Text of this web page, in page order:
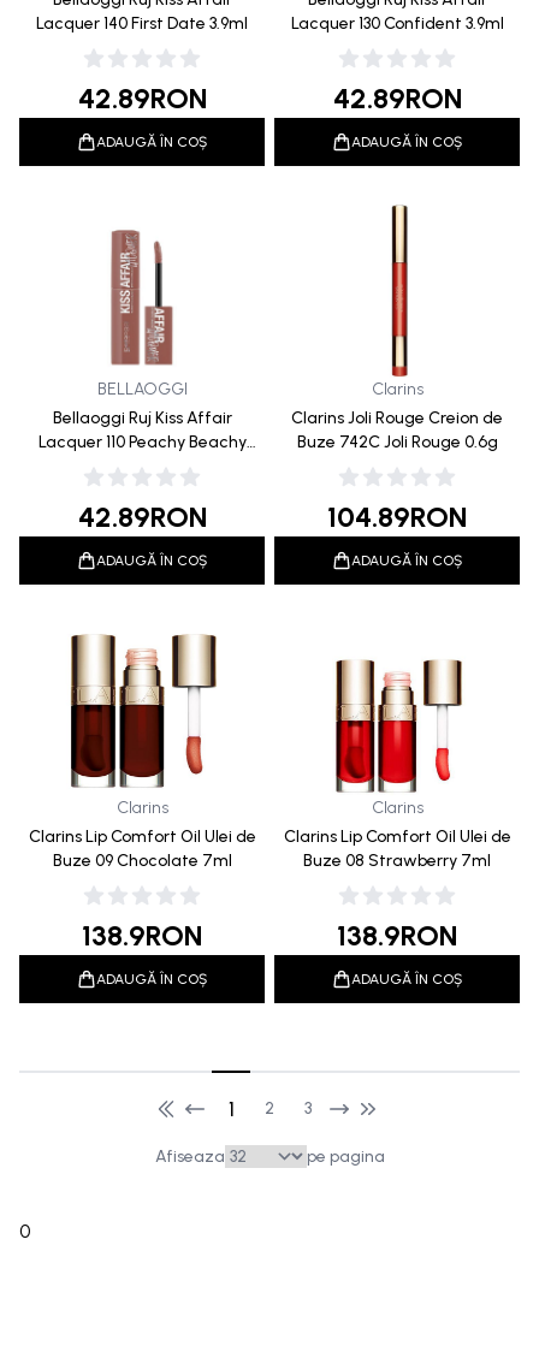
Lacquer 140 First Date 3.9ml
42.89RON
ADAUGĂ ÎN COȘ
Lacquer 130 Confident 3.9ml
42.89RON
ADAUGĂ ÎN COȘ
BELLAOGGI
Bellaoggi Ruj Kiss Affair
Lacquer 110 Peachy Beachy
3.9ml
42.89RON
ADAUGĂ ÎN COȘ
Clarins
Clarins Joli Rouge Creion de
Buze 742C Joli Rouge 0.6g
104.89RON
ADAUGĂ ÎN COȘ
Clarins
Clarins Lip Comfort Oil Ulei de
Buze 09 Chocolate 7ml
138.9RON
ADAUGĂ ÎN COȘ
Clarins
Clarins Lip Comfort Oil Ulei de
Buze 08 Strawberry 7ml
138.9RON
ADAUGĂ ÎN COȘ
1 2 3
Afiseaza pe pagina
0